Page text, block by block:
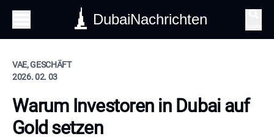
DubaiNachrichten
VAE, GESCHÄFT
2026. 02. 03
Warum Investoren in Dubai auf
Gold setzen